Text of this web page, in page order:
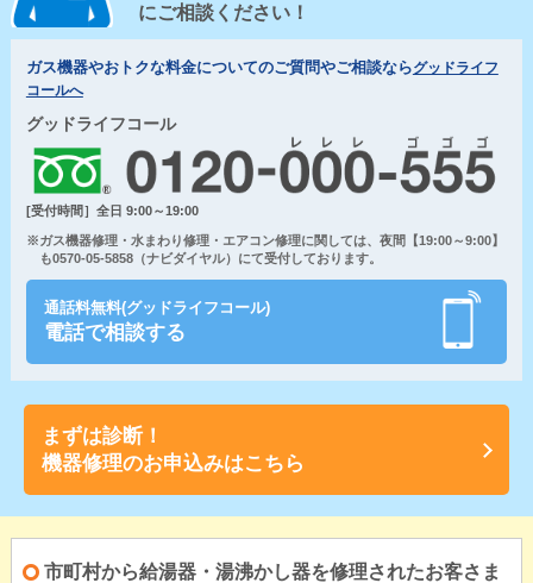
にご相談ください！
ガス機器やおトクな料金についてのご質問やご相談ならグッドライフ
コールへ
グッドライフコール
[受付時間］全日 9:00～19:00
※ガス機器修理・水まわり修理・エアコン修理に関しては、夜間【19:00～9:00】
も0570-05-5858（ナビダイヤル）にて受付しております。
通話料無料(グッドライフコール)
電話で相談する
まずは診断！
機器修理のお申込みはこちら
市町村から給湯器・湯沸かし器を修理されたお客さま